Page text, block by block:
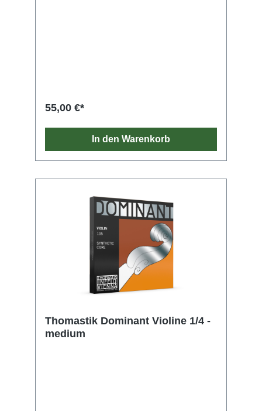
55,00 €*
In den Warenkorb
Thomastik Dominant Violine 1/4 -
medium